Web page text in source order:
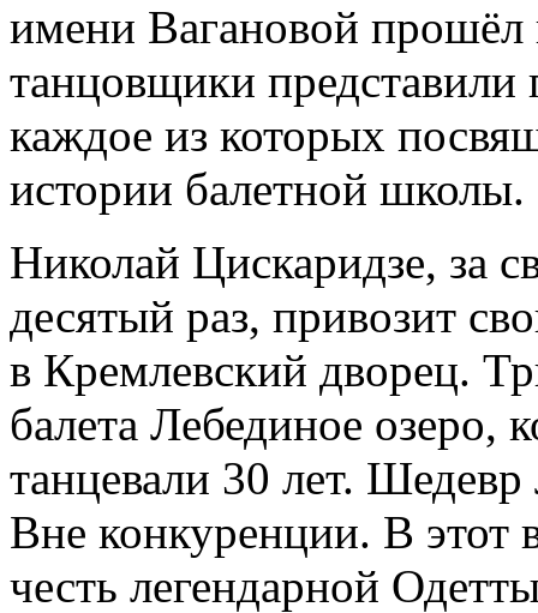
имени Вагановой
танцовщики представили
каждое из которых
истории балетной
Николай Цискаридзе, за
десятый раз, привозит
в Кремлевский дворец.
балета Лебединое озеро,
танцевали 30 лет.
Вне конкуренции. В этот
честь легендарной